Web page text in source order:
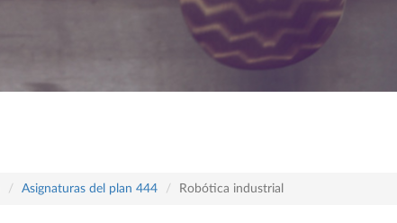
Asignaturas del plan 444 Robótica industrial